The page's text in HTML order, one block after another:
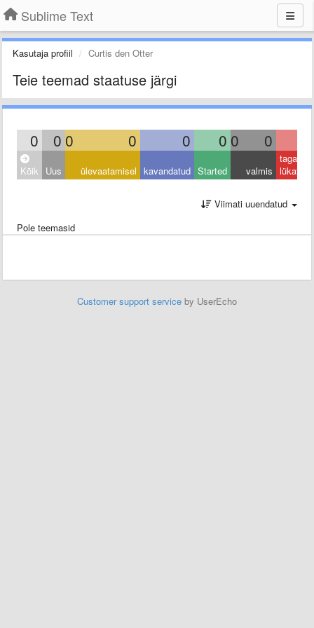
Sublime Text
Kasutaja profiil Curtis den Otter
Teie teemad staatuse järgi
0 0 0 0 0 0 0 0
Kõik Uus ülevaatamisel kavandatud Started valmis
tagasi
lükatud
Viimati uuendatud
Pole teemasid
Customer support service by UserEcho